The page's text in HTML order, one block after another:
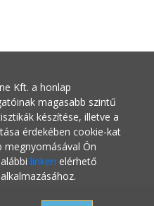
Kft. a honlap
magasabb szintű
készítése, illetve a
érdekében cookie-kat
megnyomásával Ön
linken elérhető